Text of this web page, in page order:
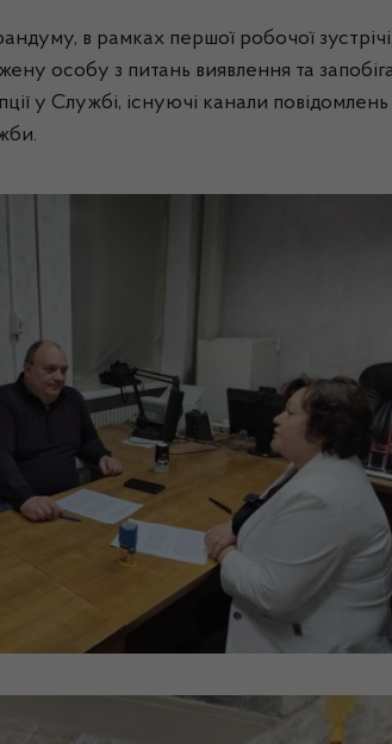
в рамках першої робочої
особу з питань виявлення та
у Службі, існуючі канали